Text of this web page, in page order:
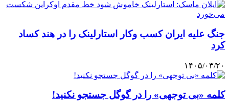
جنگ علیه ایران کسب وکار استارلینک را در هند کساد
کرد
۱۴۰۵/۰۳/۲۰
کلمه «بی توجهی» را در گوگل جستجو نکنید!